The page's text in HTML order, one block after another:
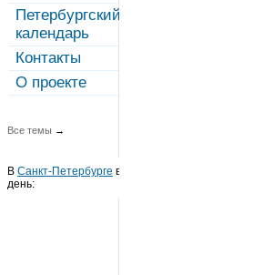
Петербургский
календарь
Контакты
О проекте
Все темы →
В Санкт-Петербурге в этот
день: